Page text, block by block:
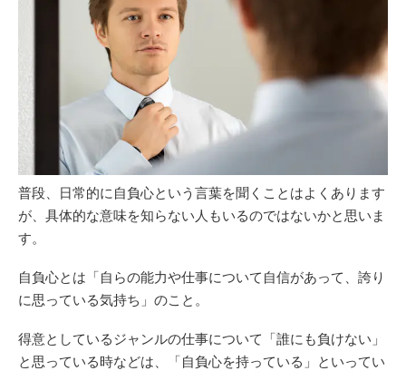
普段、日常的に自負心という言葉を聞くことはよくあります
が、具体的な意味を知らない人もいるのではないかと思いま
す。
自負心とは「自らの能力や仕事について自信があって、誇り
に思っている気持ち」のこと。
得意としているジャンルの仕事について「誰にも負けない」
と思っている時などは、「自負心を持っている」といってい